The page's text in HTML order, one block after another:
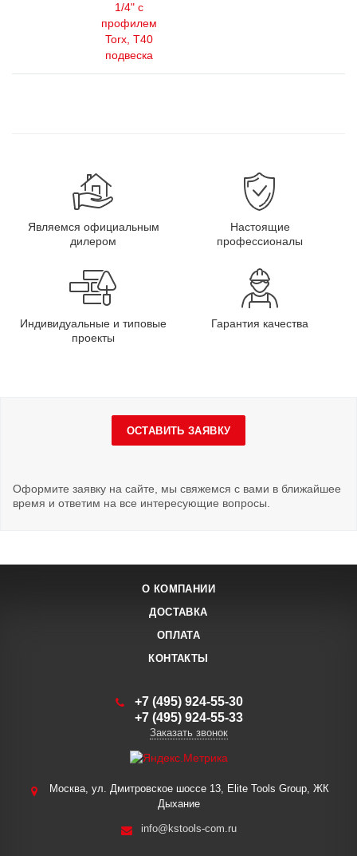
1/4" с
профилем
Torx, T40
подвеска
Являемся официальным
дилером
Настоящие
профессионалы
Индивидуальные и типовые
проекты
Гарантия качества
ОСТАВИТЬ ЗАЯВКУ
Оформите заявку на сайте, мы свяжемся с вами в ближайшее
время и ответим на все интересующие вопросы.
О КОМПАНИИ
ДОСТАВКА
ОПЛАТА
КОНТАКТЫ
+7 (495) 924-55-30
+7 (495) 924-55-33
Заказать звонок
Москва, ул. Дмитровское шоссе 13, Elite Tools Group, ЖК
Дыхание
info@kstools-com.ru